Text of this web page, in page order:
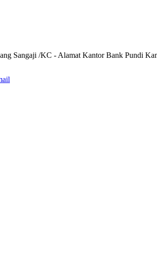
Sangaji /KC - Alamat Kantor Bank Pundi